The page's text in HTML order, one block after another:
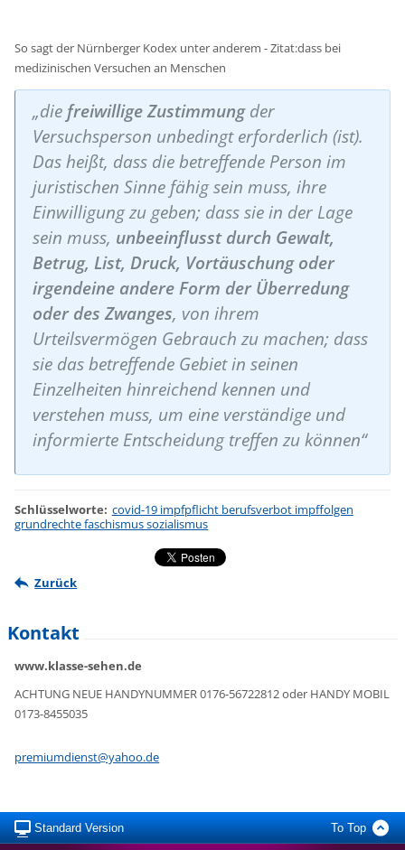
So sagt der Nürnberger Kodex unter anderem - Zitat:dass bei
medizinischen Versuchen an Menschen
„die freiwillige Zustimmungder
Versuchsperson unbedingt erforderlich (ist).
Das heißt, dass die betreffende Person im
juristischen Sinne fähig sein muss, ihre
Einwilligung zu geben; dass sie in der Lage
sein muss, unbeeinflusst durch Gewalt,
Betrug, List, Druck, Vortäuschung oder
irgendeine andere Form der Überredung
oder des Zwanges, von ihrem
Urteilsvermögen Gebrauch zu machen; dass
sie das betreffende Gebiet in seinen
Einzelheiten hinreichend kennen und
verstehen muss, um eine verständige und
informierte Entscheidung treffen zu können“
Schlüsselworte: covid-19 impfpflicht berufsverbot impffolgen
grundrechte faschismus sozialismus
Zurück
Kontakt
www.klasse-sehen.de
ACHTUNG NEUE HANDYNUMMER 0176-56722812 oder HANDY MOBIL
0173-8455035
premiumdienst@yahoo.de
Standard Version To Top